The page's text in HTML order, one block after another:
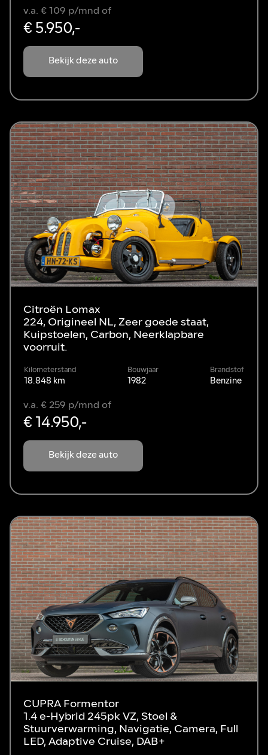
Bekijk deze auto
v.a. € 109 p/mnd of
€ 5.950,-
Citroën Lomax
224, Origineel NL, Zeer goede staat,
Kuipstoelen, Carbon, Neerklapbare
voorruit.
Kilometerstand
18.848 km
Bouwjaar
1982
Brandstof
Benzine
Bekijk deze auto
v.a. € 259 p/mnd of
€ 14.950,-
CUPRA Formentor
1.4 e-Hybrid 245pk VZ, Stoel &
Stuurverwarming, Navigatie, Camera, Full
LED, Adaptive Cruise, DAB+